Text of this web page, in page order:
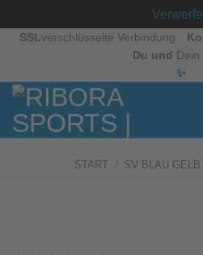
ZumSSL verschlüsselte Verbindung
Du und Dein
✨
START SV BLAU GELB